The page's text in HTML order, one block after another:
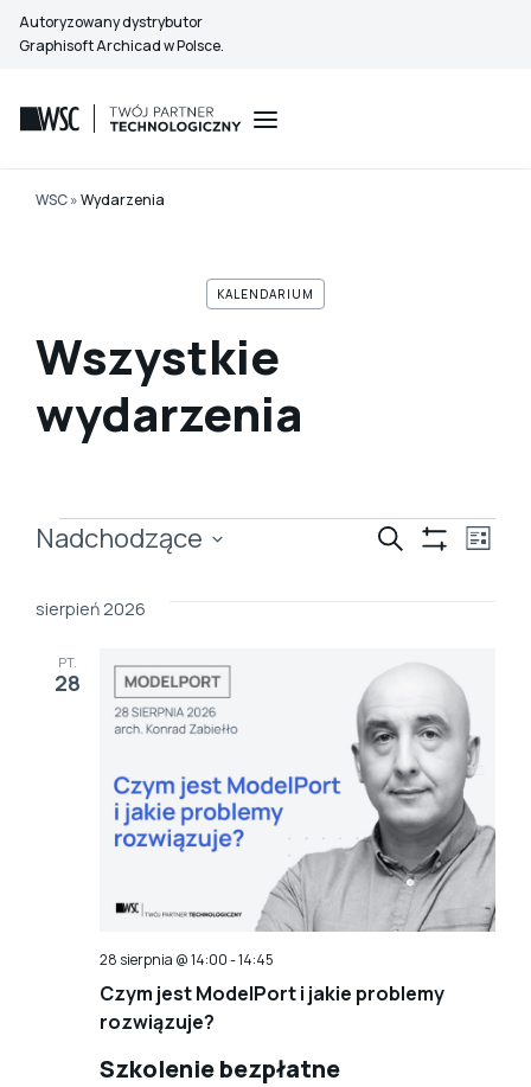
Przejdź
do
Autoryzowany dystrybutor
Graphisoft Archicad w Polsce.
WSC»Wydarzenia
KALENDARIUM
Wszystkie
wydarzenia
Wydarzenia
po
i
Szukaj Lista
Nadchodzące
datę.
sierpień 2026
PT.
28
28 sierpnia @ 14:00-14:45
Czym jest ModelPort i jakie problemy
rozwiązuje?
Szkolenie bezpłatne